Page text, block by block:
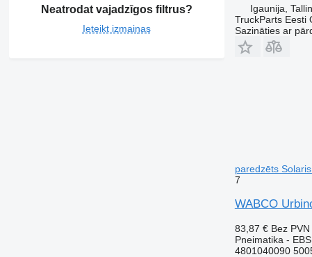
Neatrodat vajadzīgos filtrus?
Ieteikt izmaiņas
Igaunija,
TruckParts Eesti
Sazināties ar
paredzēts
7
WABCO
83,87 € Bez PVN
Pneimatika -
4801040090